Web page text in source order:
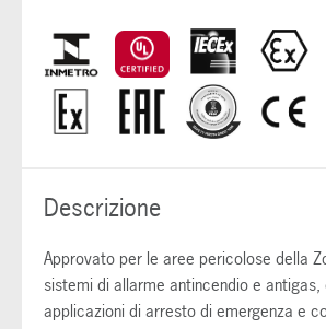
Descrizione
Approvato per le aree pericolose della
sistemi di allarme antincendio e
applicazioni di arresto di emergenza e